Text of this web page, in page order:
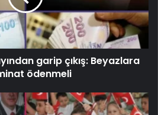
garip çıkış: Beyazlara
ödenmeli